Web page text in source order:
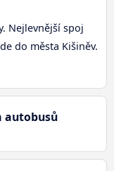
Nejlevnější spoj
do města Kišiněv.
autobusů